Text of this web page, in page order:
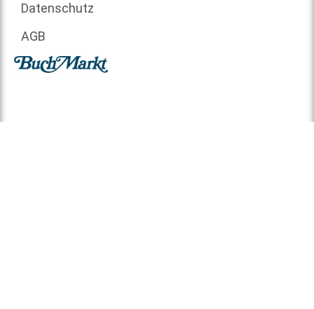
Datenschutz
AGB